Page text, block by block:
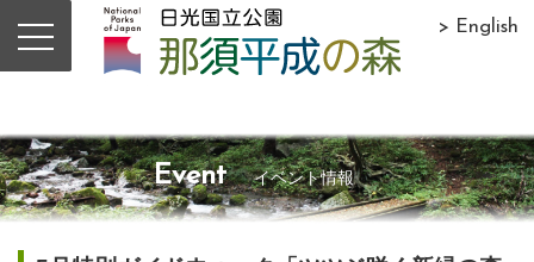
> English
Event イベント情報